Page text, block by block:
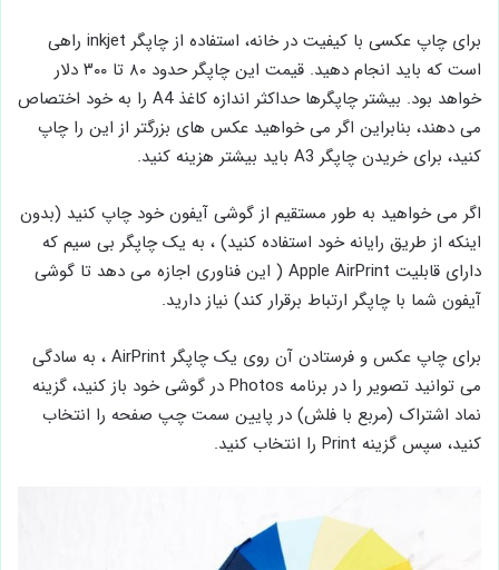
برای چاپ عکسی با کیفیت در خانه، استفاده از چاپگر inkjet راهی
است که باید انجام دهید. قیمت این چاپگر حدود ۸۰ تا ۳۰۰ دلار
خواهد بود. بیشتر چاپگرها حداکثر اندازه کاغذ A4 را به خود اختصاص
می دهند، بنابراین اگر می خواهید عکس های بزرگتر از این را چاپ
کنید، برای خریدن چاپگر A3 باید بیشتر هزینه کنید.
اگر می خواهید به طور مستقیم از گوشی آیفون خود چاپ کنید (بدون
اینکه از طریق رایانه خود استفاده کنید) ، به یک چاپگر بی سیم که
دارای قابلیت Apple AirPrint ( این فناوری اجازه می دهد تا گوشی
آیفون شما با چاپگر ارتباط برقرار کند) نیاز دارید.
برای چاپ عکس و فرستادن آن روی یک چاپگر AirPrint ، به سادگی
می توانید تصویر را در برنامه Photos در گوشی خود باز کنید، گزینه
نماد اشتراک (مربع با فلش) در پایین سمت چپ صفحه را انتخاب
کنید، سپس گزینه Print را انتخاب کنید.